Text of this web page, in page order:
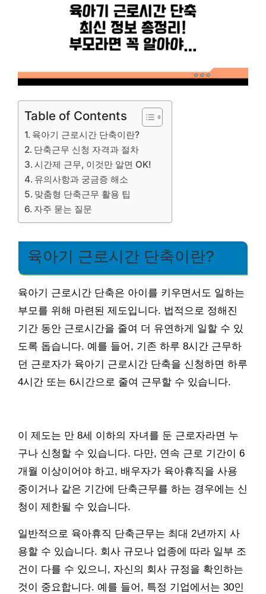
Table of Contents
육아기 근로시간 단축이란?
단축근무 신청 자격과 절차
시간제 근무, 이것만 알면 OK!
유의사항과 궁금증 해소
맞춤형 단축근무 활용 팁
자주 묻는 질문
육아기 근로시간 단축이란?
육아기 근로시간 단축은 아이를 키우면서도 일하는
부모를 위해 마련된 제도입니다. 법적으로 정해진
기간 동안 근로시간을 줄여 더 유연하게 일할 수 있
도록 돕습니다. 예를 들어, 기존 하루 8시간 근무하
던 근로자가 육아기 근로시간 단축을 신청하면 하루
4시간 또는 6시간으로 줄여 근무할 수 있습니다.
이 제도는 만 8세 이하의 자녀를 둔 근로자라면 누
구나 신청할 수 있습니다. 다만, 연속 근로 기간이 6
개월 이상이어야 하고, 배우자가 육아휴직을 사용
중이거나 같은 기간에 단축근무를 하는 경우에는 신
청이 제한될 수 있습니다.
일반적으로 육아휴직 단축근무는 최대 2년까지 사
용할 수 있습니다. 회사 규모나 업종에 따라 일부 조
건이 다를 수 있으니, 자신의 회사 규정을 확인하는
것이 중요합니다. 예를 들어, 특정 기업에서는 30인